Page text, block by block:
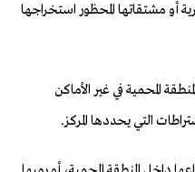
أو مشتقاتها المحظور استخراجها
المحمية في غير الأماكن
التي يحددها المركز.